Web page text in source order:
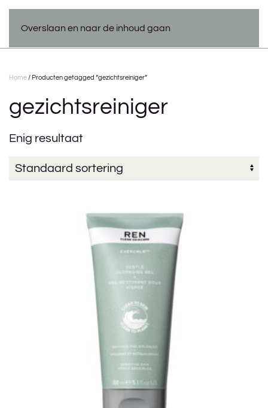
Overslaan en naar de inhoud gaan
Home / Producten getagged “gezichtsreiniger”
gezichtsreiniger
Enig resultaat